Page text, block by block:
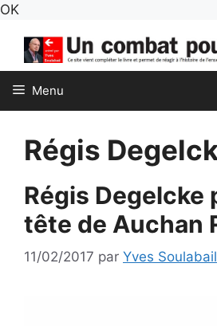
OKAller
contenu
Menu
Régis
Régis Degelcke
tête de Auchan
11/02/2017 par Yves Soulabail